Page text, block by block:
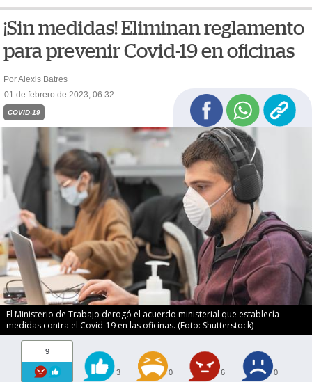
¡Sin medidas! Eliminan reglamento
para prevenir Covid-19 en oficinas
Por Alexis Batres
01 de febrero de 2023, 06:32
COVID-19
El Ministerio de Trabajo derogó el acuerdo ministerial que establecía
medidas contra el Covid-19 en las oficinas. (Foto: Shutterstock)
9
3 0 6 0